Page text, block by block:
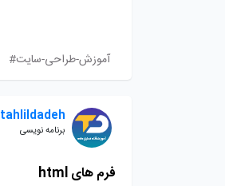
آموزش-طراحی-سایت#
tahlildadeh
برنامه نویسی
فرم های html